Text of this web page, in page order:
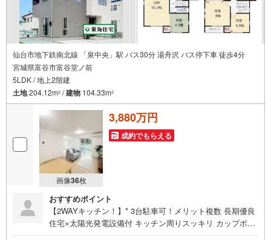
仙台市地下鉄南北線 「泉中央」駅 バス30分 湯舟沢 バス停下車 徒歩4分
宮城県富谷市富谷堂ノ前
5LDK / 地上2階建
土地204.12m2 /建物 104.33m2
画像36枚
3,880万円
成約でもらえる
おすすめポイント
【2WAYキッチン！】* 3台駐車可！メリット複数 長期優良
住宅×太陽光発電設備付 キッチン周りスッキリ カップボー